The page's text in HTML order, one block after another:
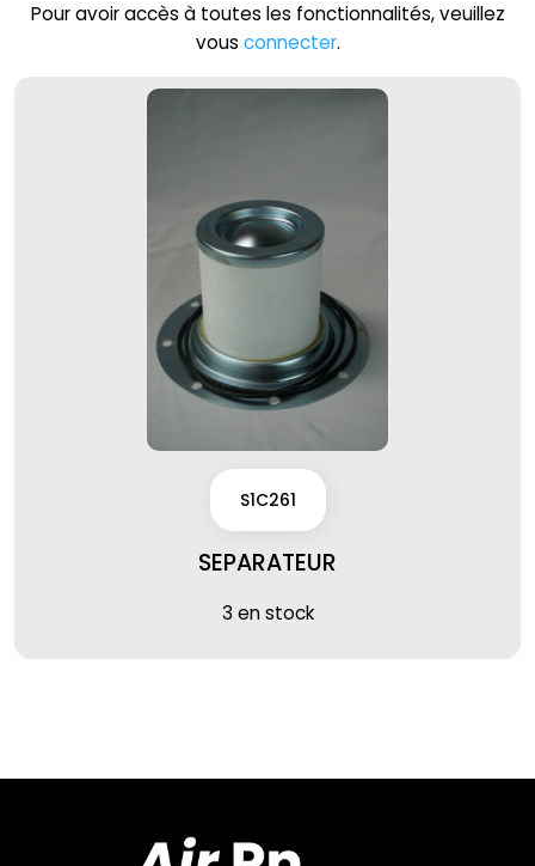
Pour avoir accès à toutes les fonctionnalités, veuillez
vous connecter.
S1C261
SEPARATEUR
3 en stock